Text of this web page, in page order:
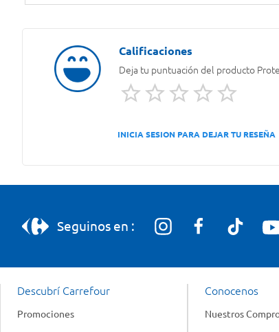
Deja tu puntuación del producto
INICIA SESION PARA DEJAR TU RESEÑA
Seguinos en :
Descubrí Carrefour
Promociones
Conocenos
Nuestros